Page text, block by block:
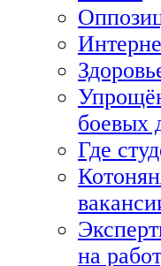
боевых
Где
на